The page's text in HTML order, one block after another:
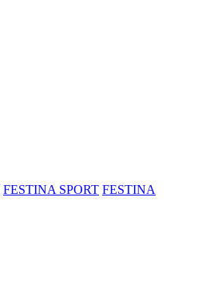
FESTINA SPORT FESTINA